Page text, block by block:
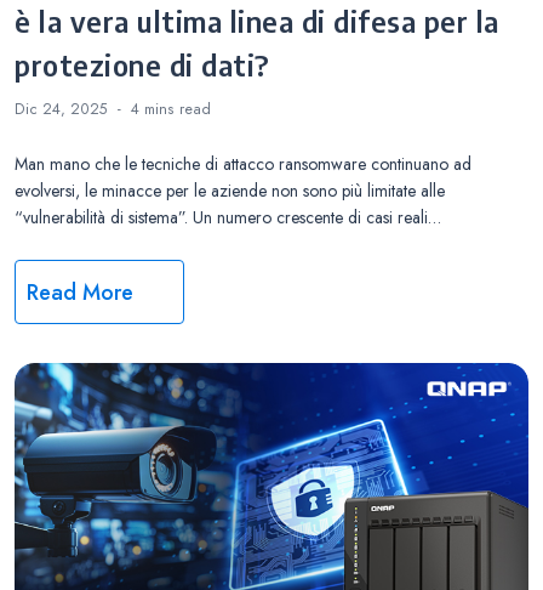
è la vera ultima linea di difesa per la
protezione di dati?
Dic 24, 2025 4 mins read
Man mano che le tecniche di attacco ransomware continuano ad
evolversi, le minacce per le aziende non sono più limitate alle
“vulnerabilità di sistema”. Un numero crescente di casi reali…
Read More